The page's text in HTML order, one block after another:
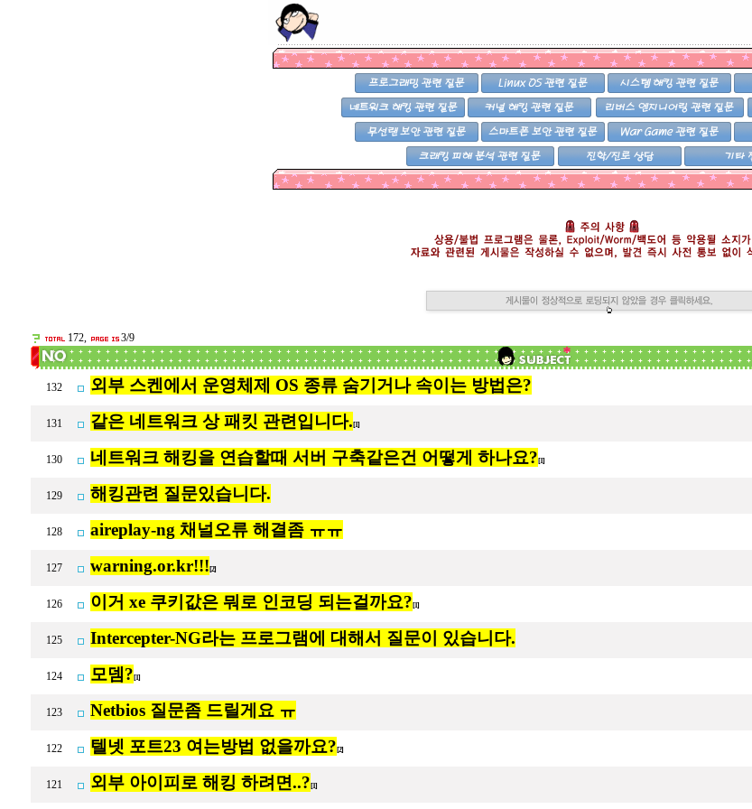
172, 3/9
132 외부 스켄에서 운영체제 OS 종류 숨기거나 속이는 방법은?
131 같은 네트워크 상 패킷 관련입니다. [1]
130 네트워크 해킹을 연습할때 서버 구축같은건 어떻게 하나요? [1]
129 해킹관련 질문있습니다.
128 aireplay-ng 채널오류 해결좀 ㅠㅠ
127 warning.or.kr!!! [2]
126 이거 xe 쿠키값은 뭐로 인코딩 되는걸까요? [1]
125 Intercepter-NG라는 프로그램에 대해서 질문이 있습니다.
124 모뎀? [1]
123 Netbios 질문좀 드릴게요 ㅠ
122 텔넷 포트23 여는방법 없을까요? [2]
121 외부 아이피로 해킹 하려면..? [1]